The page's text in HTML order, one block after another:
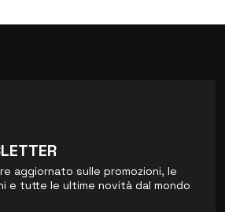
aggiornato sulle promozioni, le
e tutte le ultime novità dal mondo